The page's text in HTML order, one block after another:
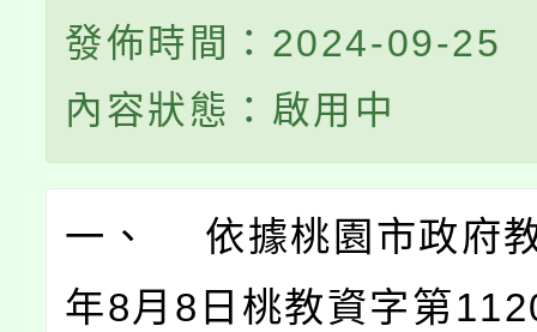
發佈時間：2024-09-25
內容狀態：啟用中
一、 依據桃園市政府
年8月8日桃教資字第